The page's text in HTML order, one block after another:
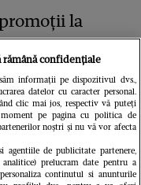
promoții la
lui Călin
rămână confidențiale
informații pe dispozitivul dvs.,
datelor cu caracter personal.
clic mai jos, respectiv vă puteți
pe pagina cu politica de
noștri și nu vă vor afecta
agentiile de publicitate partenere,
prelucram date pentru a
continutul si anunturile